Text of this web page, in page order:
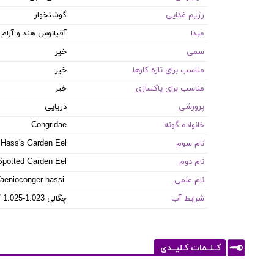
رژیم غذایی
گوشتخوار
مبدا
آقیانوس هند و آرام
سمی
خیر
مناسب برای تازه کارها
خیر
مناسب برای پاکسازی
خیر
پرورشی
دریایی
خانواده گونه
Congridae
نام سوم
Hass's Garden Eel
نام دوم
Garden Eel
نام علمی
hassi
شرایط آب
8.1-8.4 PH / 8-12 dKH / 22-26 °C / چگالی 1.023-1.025
کــلــمات کـلیــدی